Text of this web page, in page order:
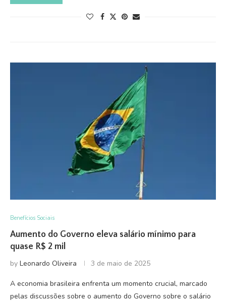
Benefícios Sociais
Aumento do Governo eleva salário mínimo para
quase R$ 2 mil
by Leonardo Oliveira 3 de maio de 2025
A economia brasileira enfrenta um momento crucial, marcado
pelas discussões sobre o aumento do Governo sobre o salário